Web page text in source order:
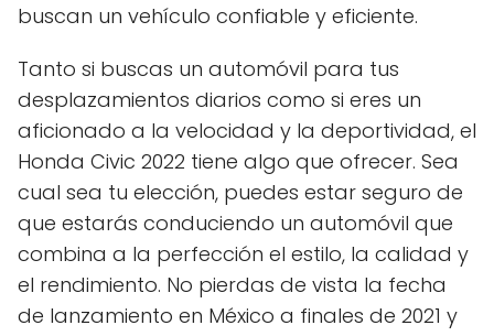
buscan un vehículo confiable y eficiente.
Tanto si buscas un automóvil para tus
desplazamientos diarios como si eres un
aficionado a la velocidad y la deportividad, el
Honda Civic 2022 tiene algo que ofrecer. Sea
cual sea tu elección, puedes estar seguro de
que estarás conduciendo un automóvil que
combina a la perfección el estilo, la calidad y
el rendimiento. No pierdas de vista la fecha
de lanzamiento en México a finales de 2021 y